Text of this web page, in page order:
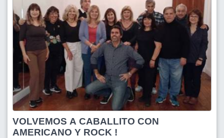
VOLVEMOS A CABALLITO CON
AMERICANO Y ROCK !